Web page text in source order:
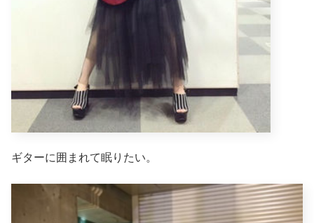
ギターに囲まれて眠りたい。